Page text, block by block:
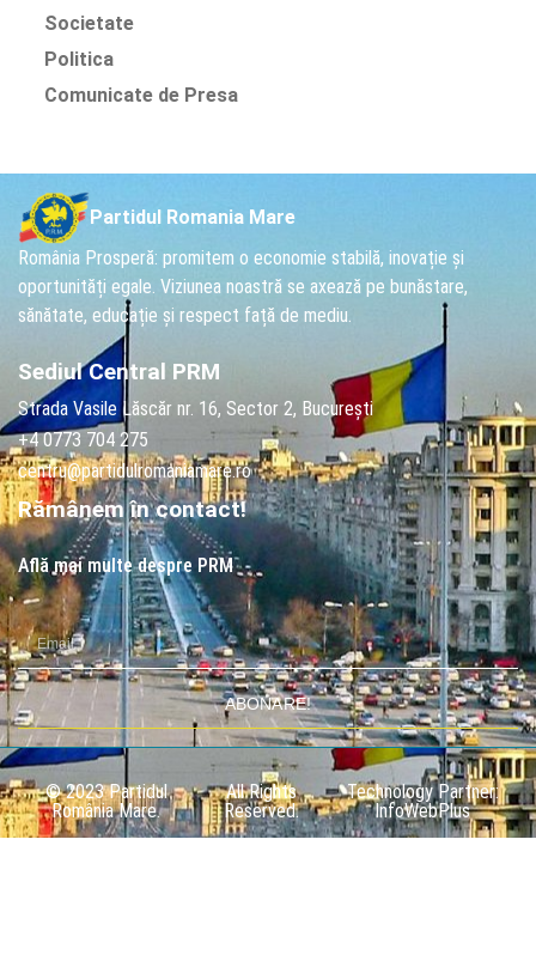
Societate
Politica
Comunicate de Presa
Partidul Romania Mare
România Prosperă: promitem o economie stabilă, inovație și
oportunități egale. Viziunea noastră se axează pe bunăstare,
sănătate, educație și respect față de mediu.
Sediul Central PRM
Strada Vasile Lăscăr nr. 16, Sector 2, București
+4 0773 704 275
centru@partidulromaniamare.ro
Rămânem în contact!
Află mai multe despre PRM
ABONARE!
© 2023 Partidul
România Mare.
All Rights
Reserved.
Technology Partner:
InfoWebPlus